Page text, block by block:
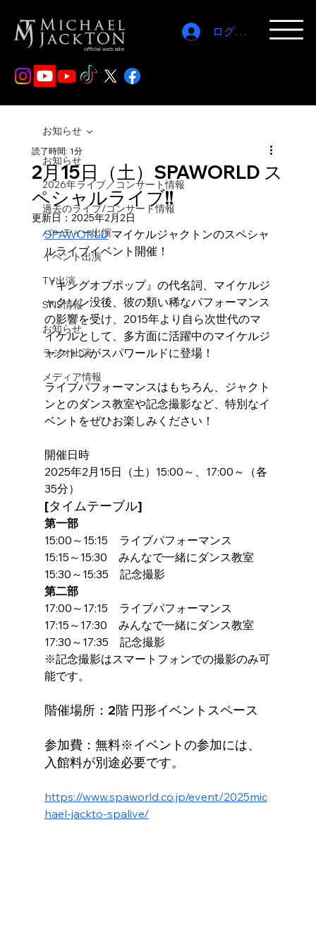
ログイン
お知らせ
2026年ライブ／コンサート情報
過去のライブ/コンサート情報
パーティー出演
イベント出演
TV出演
SNS情報
お知らせ
ラジオ出演
メディア情報
お知らせ
2月15日（土）SPAWORLD ス
ペシャルライブ!!
読了時間: 1分
更新日： 2025年2月2日
SPAWORLD マイケルジャクトンのスペシャ
ルライブイベント開催！
『キングオブポップ』の代名詞、マイケルジ
ャクソン没後、彼の類い稀なパフォーマンス
の影響を受け、2015年より自ら次世代のマ
イケルとして、多方面に活躍中のマイケルジ
ャクトンがスパワールドに登場！
ライブパフォーマンスはもちろん、ジャクト
ンとのダンス教室や記念撮影など、特別なイ
ベントをぜひお楽しみください！
開催日時
2025年2月15日（土）15:00～、17:00～（各
35分）
[タイムテーブル]
第一部
15:00～15:15　ライブパフォーマンス
15:15～15:30　みんなで一緒にダンス教室
15:30～15:35　記念撮影
第二部
17:00～17:15　ライブパフォーマンス
17:15～17:30　みんなで一緒にダンス教室
17:30～17:35　記念撮影
※記念撮影はスマートフォンでの撮影のみ可
能です。
階催場所：2階 円形イベントスペース
参加費：無料※イベントの参加には、
入館料が別途必要です。
https://www.spaworld.co.jp/event/2025mic
hael-jackto-spalive/